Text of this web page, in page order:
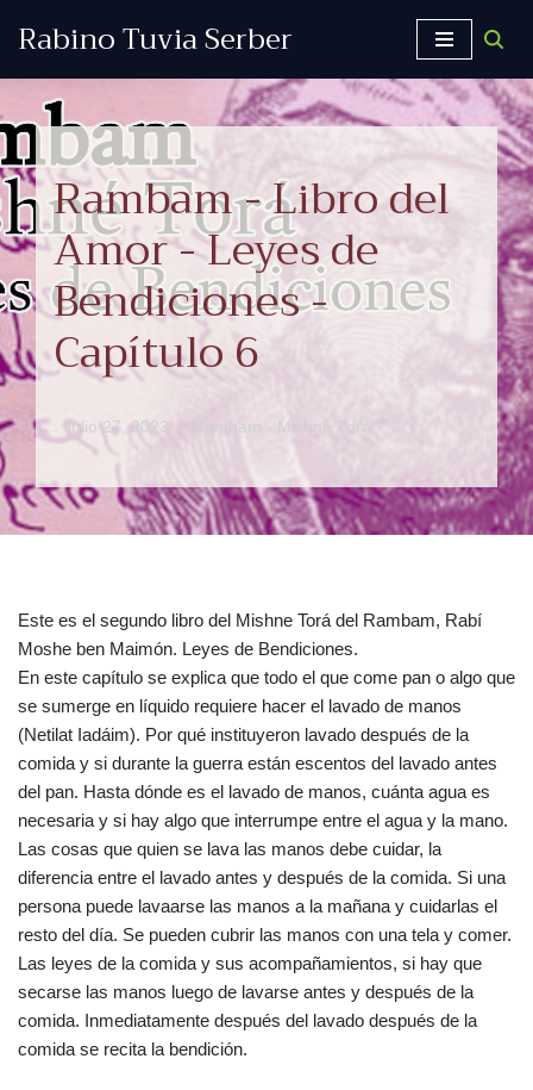
contenido
Rabino Tuvia Serber
Rambam - Libro del
Amor - Leyes de
Bendiciones -
Capítulo 6
julio 27, 2023 Rambam - Mishne Torá
Este es el segundo libro del Mishne Torá del Rambam, Rabí
Moshe ben Maimón. Leyes de Bendiciones.
En este capítulo se explica que todo el que come pan o algo que
se sumerge en líquido requiere hacer el lavado de manos
(Netilat Iadáim). Por qué instituyeron lavado después de la
comida y si durante la guerra están escentos del lavado antes
del pan. Hasta dónde es el lavado de manos, cuánta agua es
necesaria y si hay algo que interrumpe entre el agua y la mano.
Las cosas que quien se lava las manos debe cuidar, la
diferencia entre el lavado antes y después de la comida. Si una
persona puede lavaarse las manos a la mañana y cuidarlas el
resto del día. Se pueden cubrir las manos con una tela y comer.
Las leyes de la comida y sus acompañamientos, si hay que
secarse las manos luego de lavarse antes y después de la
comida. Inmediatamente después del lavado después de la
comida se recita la bendición.